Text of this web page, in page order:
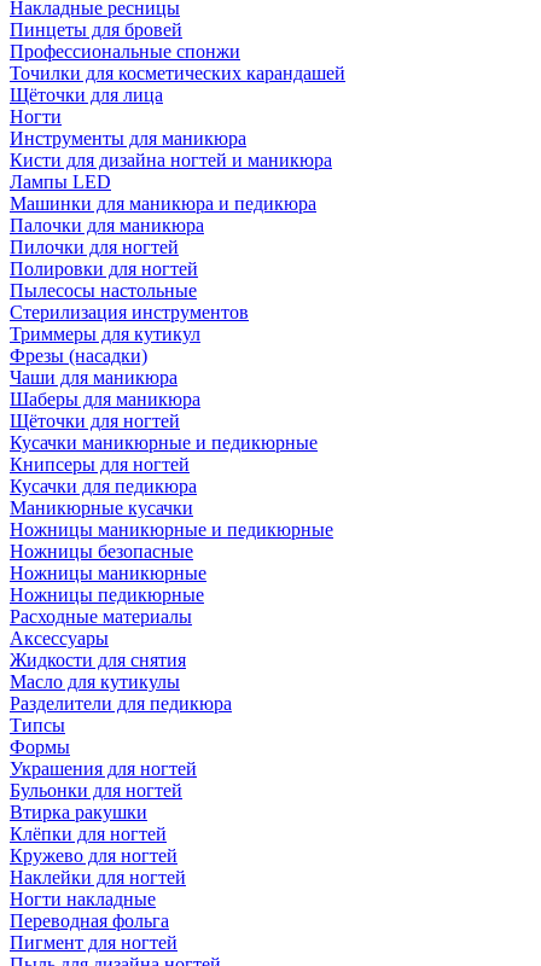
Накладные ресницы
Пинцеты для бровей
Профессиональные спонжи
Точилки для косметических карандашей
Щёточки для лица
Ногти
Инструменты для маникюра
Кисти для дизайна ногтей и маникюра
Лампы LED
Машинки для маникюра и педикюра
Палочки для маникюра
Пилочки для ногтей
Полировки для ногтей
Пылесосы настольные
Стерилизация инструментов
Триммеры для кутикул
Фрезы (насадки)
Чаши для маникюра
Шаберы для маникюра
Щёточки для ногтей
Кусачки маникюрные и педикюрные
Книпсеры для ногтей
Кусачки для педикюра
Маникюрные кусачки
Ножницы маникюрные и педикюрные
Ножницы безопасные
Ножницы маникюрные
Ножницы педикюрные
Расходные материалы
Аксессуары
Жидкости для снятия
Масло для кутикулы
Разделители для педикюра
Типсы
Формы
Украшения для ногтей
Бульонки для ногтей
Втирка ракушки
Клёпки для ногтей
Кружево для ногтей
Наклейки для ногтей
Ногти накладные
Переводная фольга
Пигмент для ногтей